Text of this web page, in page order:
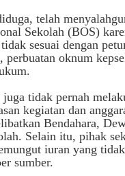
telah
Sekolah (BOS)
sesuai dengan
perbuatan oknum
tidak pernah
kegiatan dan
Bendahara,
Selain itu, pihak
iuran yang tidak
sumber.